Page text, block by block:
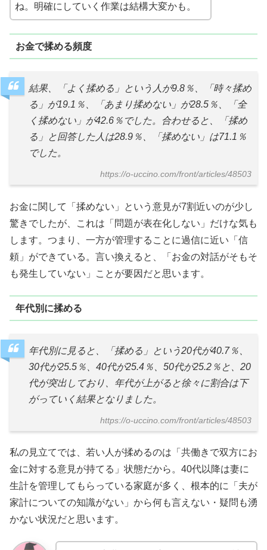
ね。明確にしていく作業は結構大変かも。
お金で揉める頻度
結果、「よく揉める」という人が9.8％、「時々揉め
る」が19.1％、「あまり揉めない」が28.5％、「全
く揉めない」が42.6％でした。合わせると、「揉め
る」と回答した人は28.9％、「揉めない」は71.1％
でした。
https://o-uccino.com/front/articles/48503
お金に関して「揉めない」という意見が7割近いのが少し
驚きでしたが、これは「問題が表在化しない」だけな気も
します。つまり、一方が管理することに過信に近い「信
頼」ができている。言い換えると、「お金の対話がそもそ
も発生していない」ことが要因だと思います。
年代別に揉める
年代別に見ると、「揉める」という20代が40.7％、
30代が25.5％、40代が25.4％、50代が25.2％と、20
代が突出しており、年代が上がると徐々に割合は下
がっていく結果となりました。
https://o-uccino.com/front/articles/48503
私の見立てでは、若い人が揉めるのは「共働きで双方にお
金に対する意見が持てる」状態だから。40代以降は妻に
生計を管理してもらっている家庭が多く、根本的に「夫が
家計についての知識がない」から何も言えない・疑問も湧
かない状況だと思います。